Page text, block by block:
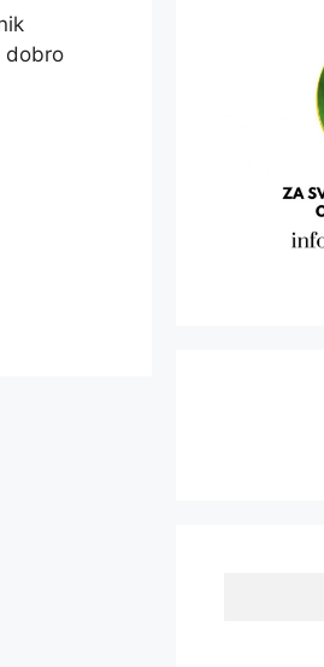
dobro